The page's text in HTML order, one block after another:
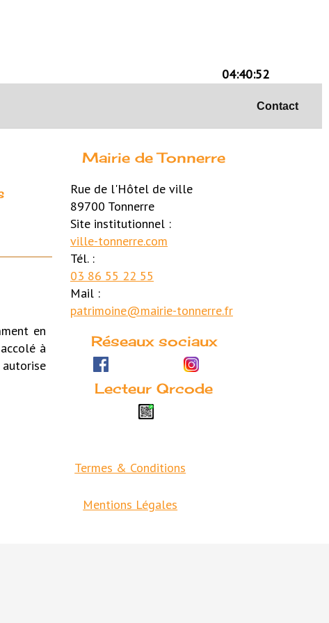
04:40:52
Contact
en
à
Mairie de Tonnerre
Rue de l'Hôtel de ville
89700 Tonnerre
Site institutionnel :
ville-tonnerre.com
Tél. :
03 86 55 22 55
Mail :
patrimoine@mairie-tonnerre.fr
Réseaux sociaux
Lecteur Qrcode
Termes & Conditions
Mentions Légales